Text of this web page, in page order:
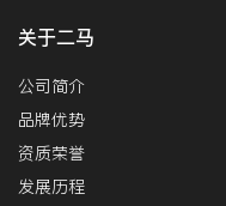
关于二马
公司简介
品牌优势
资质荣誉
发展历程